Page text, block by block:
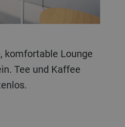
Tee und Kaffee